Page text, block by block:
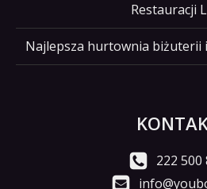
Restauracji
Najlepsza hurtownia biżuterii
222 500